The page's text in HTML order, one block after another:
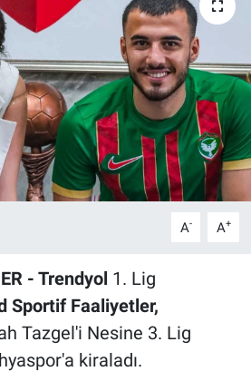
A- A+
- Trendyol 1. Lig
Sportif Faaliyetler,
Tazgel'i Nesine 3. Lig
kiraladı.